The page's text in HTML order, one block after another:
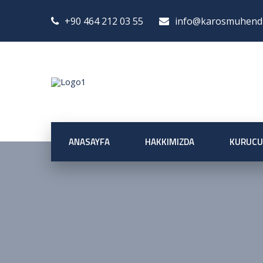
+90 464 212 03 55
ANASAYFA HAKKIMIZDA